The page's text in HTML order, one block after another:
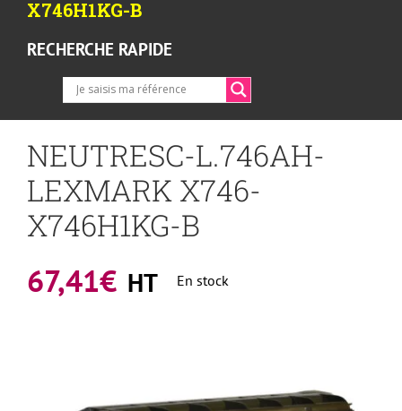
X746H1KG-B
RECHERCHE RAPIDE
NEUTRESC-L.746AH-
LEXMARK X746-
X746H1KG-B
67,41€ HT En stock